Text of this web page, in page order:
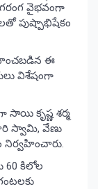
వైభవంగా
పుష్పాభిషేకం
ఈ
విశేషంగా
సాయి కృష్ణ శర్మ
స్వామి, వేణు
నిర్వహించారు.
60 కిలోల